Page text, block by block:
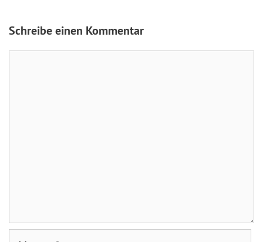
Schreibe einen Kommentar